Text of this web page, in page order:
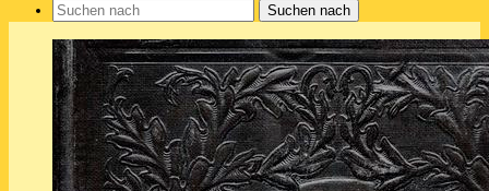
Suchen nach